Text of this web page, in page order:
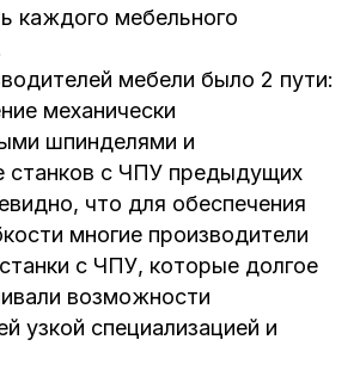
каждого мебельного
мебели было 2 пути:
механически
шпинделями и
станков с ЧПУ предыдущих
что для обеспечения
многие производители
с ЧПУ, которые долгое
возможности
узкой специализацией и